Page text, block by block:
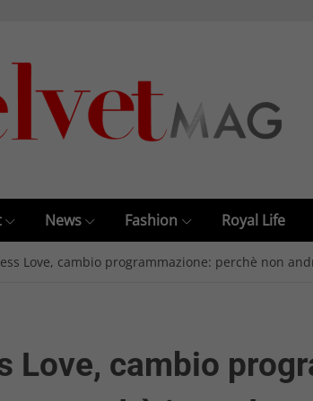
News Fashion Royal Life
Love, cambio programmazione: perchè non
Love, cambio